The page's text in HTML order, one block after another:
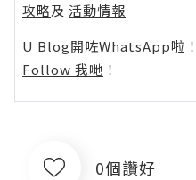
攻略及 活動情報
U Blog開咗WhatsApp啦
Follow 我哋 ！
0個讚好